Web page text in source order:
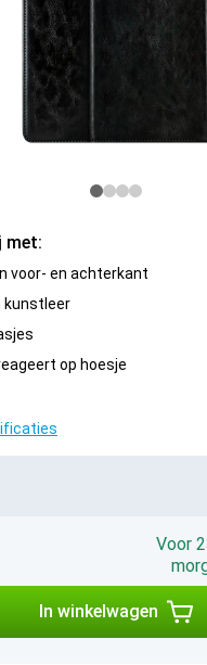
met:
voor- en achterkant
kunstleer
op hoesje
Voor
In winkelwagen